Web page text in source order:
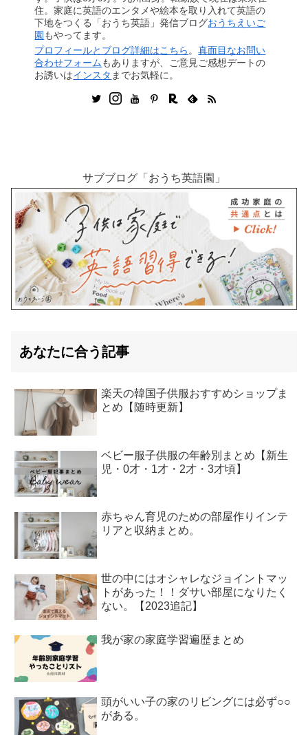
住。家庭に英語のエンタメや絵本を取り入れて英語の
下地をつくる「おうち英語」発信ブログおうちえいご
園 もやってます。
プロフィールとブログ詳細はこちら 。真面目なお問い
合わせフォームもありますが、ご意見ご感想デートの
お誘いはインスタ までお気軽に。
サブブログ「おうち英語園」
あなたに合う記事
楽天の韓国子供服おすすめショップま
とめ【随時更新】
ベビー服子供服の年齢別まとめ【新生
児・0才・1才・2才・3才頃】
赤ちゃん育児のための部屋作りインテ
リアと収納まとめ。
世の中にはオシャレなジョイントマッ
トがあった！！ダサい部屋になりたく
ない。【2023追記】
我が家の家庭学習遍歴まとめ
頭がいい子の家のリビングには必ず○○
がある。